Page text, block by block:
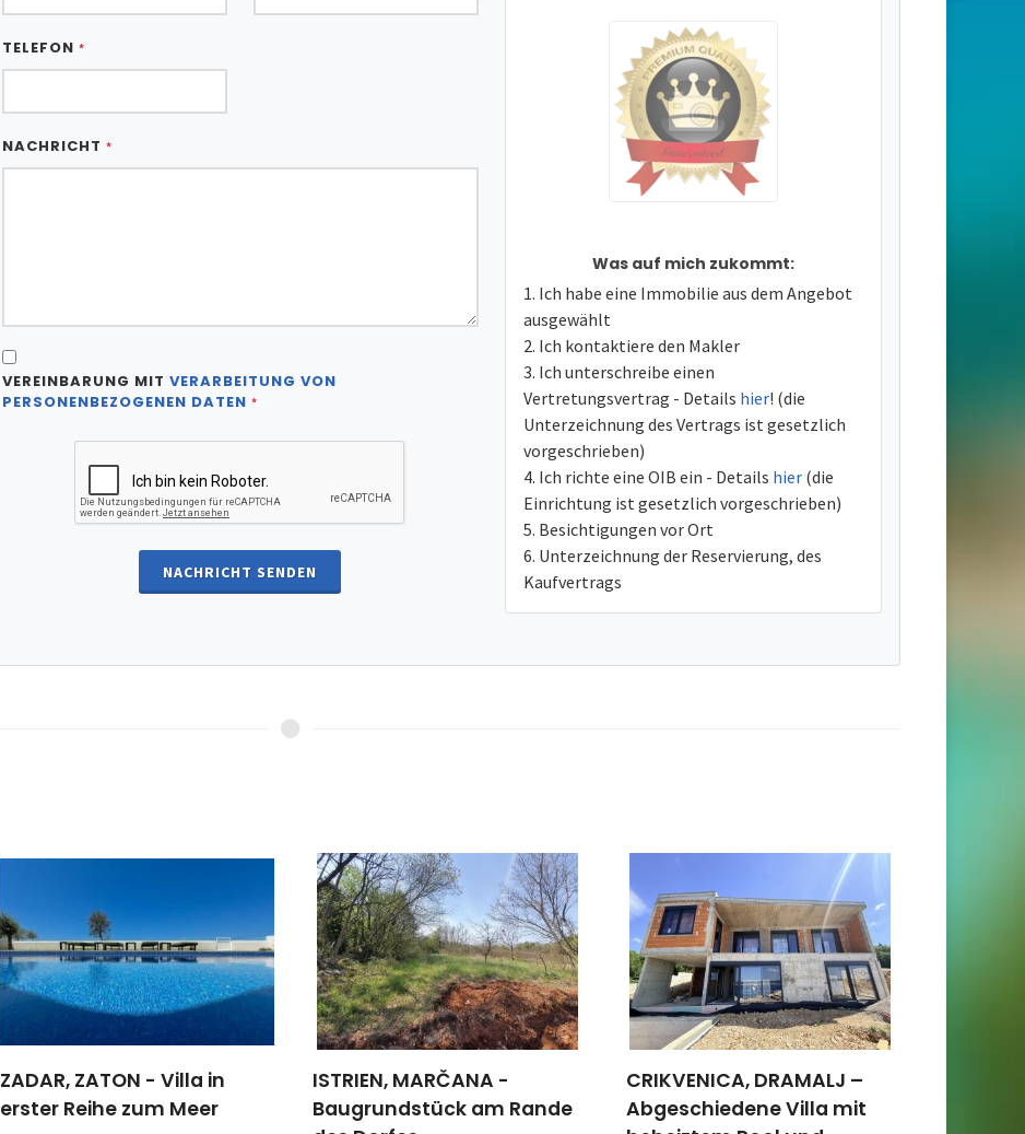
TELEFON *
NACHRICHT *
VEREINBARUNG MIT VERARBEITUNG VON
PERSONENBEZOGENEN DATEN *
NACHRICHT SENDEN
Was auf mich zukommt:
Ich habe eine Immobilie aus dem Angebot
ausgewählt
Ich kontaktiere den Makler
Ich unterschreibe einen
Vertretungsvertrag - Details hier! (die
Unterzeichnung des Vertrags ist gesetzlich
vorgeschrieben)
Ich richte eine OIB ein - Details hier (die
Einrichtung ist gesetzlich vorgeschrieben)
Besichtigungen vor Ort
Unterzeichnung der Reservierung, des
Kaufvertrags
ZADAR, ZATON - Villa in
erster Reihe zum Meer
ISTRIEN, MARČANA -
Baugrundstück am Rande
CRIKVENICA, DRAMALJ –
Abgeschiedene Villa mit